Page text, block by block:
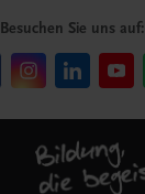
Besuchen Sie uns auf: